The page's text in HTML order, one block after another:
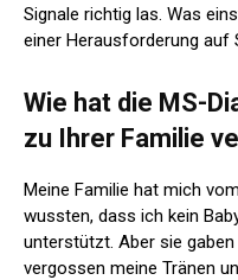
Signale richtig las. Was
einer Herausforderung auf
Wie hat die MS-
zu Ihrer Familie
Meine Familie hat mich
wussten, dass ich kein
unterstützt. Aber sie
vergossen meine Tränen